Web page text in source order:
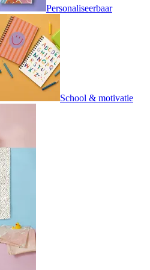
Personaliseerbaar
School & motivatie